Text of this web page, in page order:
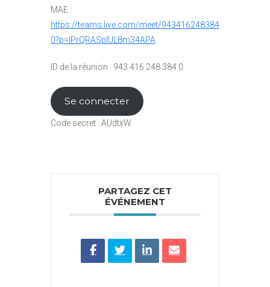
MAE :
https://teams.live.com/meet/943416248384
0?p=IPrQRASpIUL8m34APA
ID de la réunion : 943 416 248 384 0
Se connecter
Code secret : AUdtxW
PARTAGEZ CET
ÉVÉNEMENT